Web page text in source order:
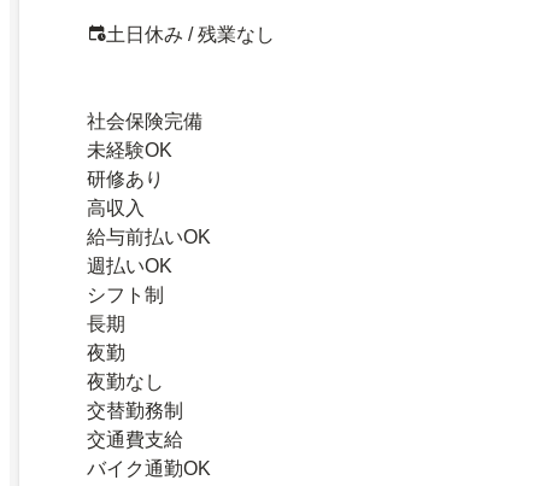
土日休み / 残業なし
社会保険完備
未経験OK
研修あり
高収入
給与前払いOK
週払いOK
シフト制
長期
夜勤
夜勤なし
交替勤務制
交通費支給
バイク通勤OK